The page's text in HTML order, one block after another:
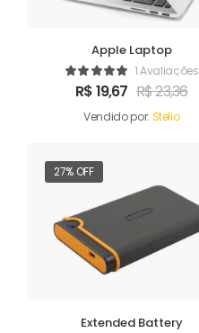
Apple Laptop
1 Avaliações
R$19,67 R$23,36
Vendido por: Stelio
27% OFF
Extended Battery